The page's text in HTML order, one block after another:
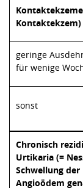
Kontaktekzem)
geringe
für wenige
sonst
Chronisch
Urtikaria (=
Schwellung
Angioödem